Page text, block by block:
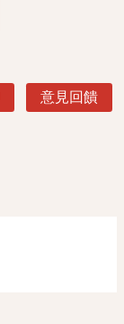
意見回饋